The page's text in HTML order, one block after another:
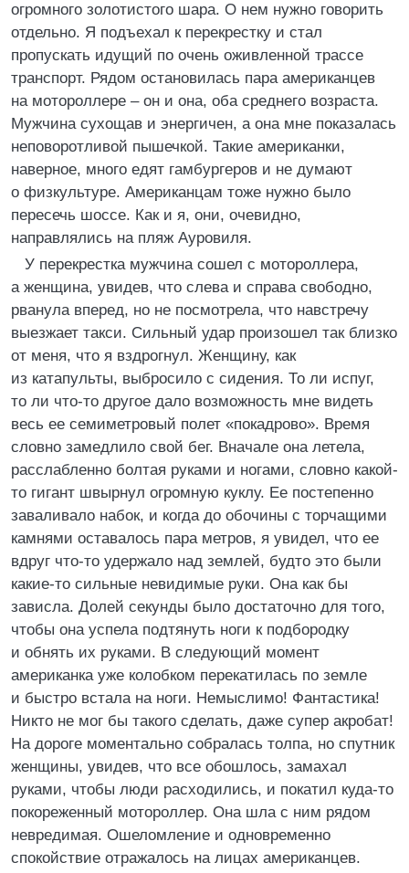
огромного золотистого шара. О нем нужно говорить
отдельно. Я подъехал к перекрестку и стал
пропускать идущий по очень оживленной трассе
транспорт. Рядом остановилась пара американцев
на мотороллере – он и она, оба среднего возраста.
Мужчина сухощав и энергичен, а она мне показалась
неповоротливой пышечкой. Такие американки,
наверное, много едят гамбургеров и не думают
о физкультуре. Американцам тоже нужно было
пересечь шоссе. Как и я, они, очевидно,
направлялись на пляж Ауровиля.
У перекрестка мужчина сошел с мотороллера,
а женщина, увидев, что слева и справа свободно,
рванула вперед, но не посмотрела, что навстречу
выезжает такси. Сильный удар произошел так близко
от меня, что я вздрогнул. Женщину, как
из катапульты, выбросило с сидения. То ли испуг,
то ли что-то другое дало возможность мне видеть
весь ее семиметровый полет «покадрово». Время
словно замедлило свой бег. Вначале она летела,
расслабленно болтая руками и ногами, словно какой-
то гигант швырнул огромную куклу. Ее постепенно
заваливало набок, и когда до обочины с торчащими
камнями оставалось пара метров, я увидел, что ее
вдруг что-то удержало над землей, будто это были
какие-то сильные невидимые руки. Она как бы
зависла. Долей секунды было достаточно для того,
чтобы она успела подтянуть ноги к подбородку
и обнять их руками. В следующий момент
американка уже колобком перекатилась по земле
и быстро встала на ноги. Немыслимо! Фантастика!
Никто не мог бы такого сделать, даже супер акробат!
На дороге моментально собралась толпа, но спутник
женщины, увидев, что все обошлось, замахал
руками, чтобы люди расходились, и покатил куда-то
покореженный мотороллер. Она шла с ним рядом
невредимая. Ошеломление и одновременно
спокойствие отражалось на лицах американцев.